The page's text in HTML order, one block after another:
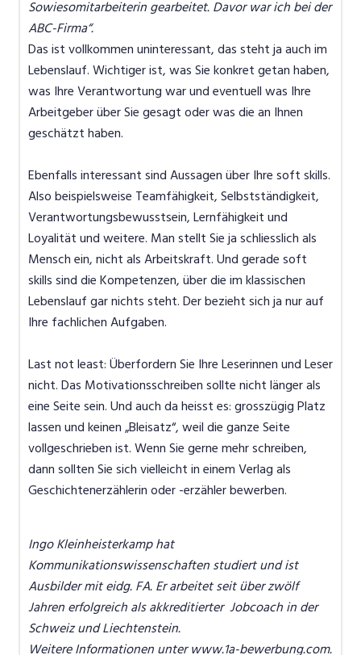
Sowiesomitarbeiterin gearbeitet. Davor war ich bei der
ABC-Firma“.
Das ist vollkommen uninteressant, das steht ja auch im
Lebenslauf. Wichtiger ist, was Sie konkret getan haben,
was Ihre Verantwortung war und eventuell was Ihre
Arbeitgeber über Sie gesagt oder was die an Ihnen
geschätzt haben.
Ebenfalls interessant sind Aussagen über Ihre soft skills.
Also beispielsweise Teamfähigkeit, Selbstständigkeit,
Verantwortungsbewusstsein, Lernfähigkeit und
Loyalität und weitere. Man stellt Sie ja schliesslich als
Mensch ein, nicht als Arbeitskraft. Und gerade soft
skills sind die Kompetenzen, über die im klassischen
Lebenslauf gar nichts steht. Der bezieht sich ja nur auf
Ihre fachlichen Aufgaben.
Last not least: Überfordern Sie Ihre Leserinnen und Leser
nicht. Das Motivationsschreiben sollte nicht länger als
eine Seite sein. Und auch da heisst es: grosszügig Platz
lassen und keinen „Bleisatz“, weil die ganze Seite
vollgeschrieben ist. Wenn Sie gerne mehr schreiben,
dann sollten Sie sich vielleicht in einem Verlag als
Geschichtenerzählerin oder -erzähler bewerben.
Ingo Kleinheisterkamp hat
Kommunikationswissenschaften studiert und ist
Ausbilder mit eidg. FA. Er arbeitet seit über zwölf
Jahren erfolgreich als akkreditierter Jobcoach in der
Schweiz und Liechtenstein.
Weitere Informationen unter www.1a-bewerbung.com.